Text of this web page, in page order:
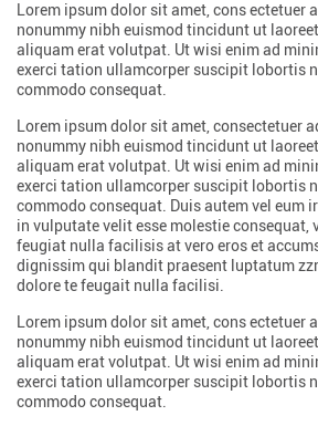
Lorem ipsum dolor sit amet, cons ectetuer
nonummy nibh euismod tincidunt ut
aliquam erat volutpat. Ut wisi enim ad
exerci tation ullamcorper suscipit lobortis
commodo consequat.
Lorem ipsum dolor sit amet, consectetuer
nonummy nibh euismod tincidunt ut
aliquam erat volutpat. Ut wisi enim ad
exerci tation ullamcorper suscipit lobortis
commodo consequat. Duis autem vel eum
in vulputate velit esse molestie consequat,
feugiat nulla facilisis at vero eros et
dignissim qui blandit praesent luptatum
dolore te feugait nulla facilisi.
Lorem ipsum dolor sit amet, cons ectetuer
nonummy nibh euismod tincidunt ut
aliquam erat volutpat. Ut wisi enim ad
exerci tation ullamcorper suscipit lobortis
commodo consequat.